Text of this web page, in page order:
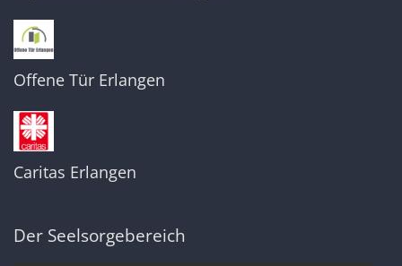
Offene Tür Erlangen
Caritas Erlangen
Der Seelsorgebereich